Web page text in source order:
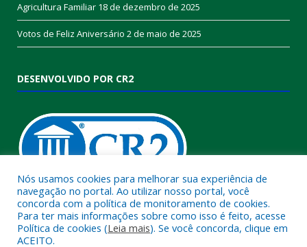
Agricultura Familiar 18 de dezembro de 2025
Votos de Feliz Aniversário 2 de maio de 2025
DESENVOLVIDO POR CR2
Muito mais quecriar siteousistema para prefeituras!
Realizamos umaassessoriacompleta, onde garantimos em
Nós usamos cookies para melhorar sua experiência de
navegação no portal. Ao utilizar nosso portal, você
concorda com a política de monitoramento de cookies.
Para ter mais informações sobre como isso é feito, acesse
Política de cookies (Leia mais). Se você concorda, clique em
ACEITO.